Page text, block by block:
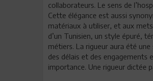
collaborateurs. Le sens de
Cette élégance est aussi
matériaux à utiliser, et aux
d’un Tunisien, un style épuré,
métiers. La rigueur aura été
des délais et des engagements
importance. Une rigueur dictée